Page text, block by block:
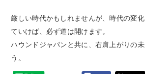
厳しい時代かもしれませんが、時代の変
ていけば、必ず道は開けます。
ハウンドジャパンと共に、右肩上がりの
う。